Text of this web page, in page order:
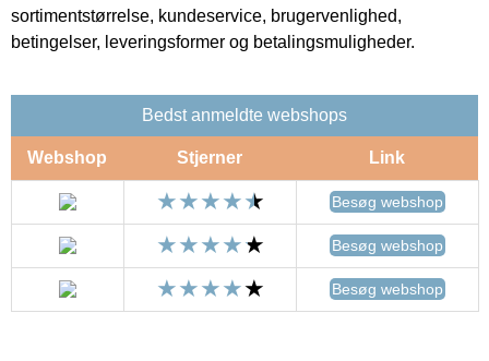
sortimentstørrelse, kundeservice, brugervenlighed,
betingelser, leveringsformer og betalingsmuligheder.
Bedst anmeldte webshops
Webshop Stjerner Link
Besøg webshop
Besøg webshop
Besøg webshop